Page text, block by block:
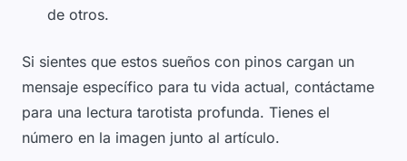
de otros.
Si sientes que estos sueños con pinos cargan un
mensaje específico para tu vida actual, contáctame
para una lectura tarotista profunda. Tienes el
número en la imagen junto al artículo.